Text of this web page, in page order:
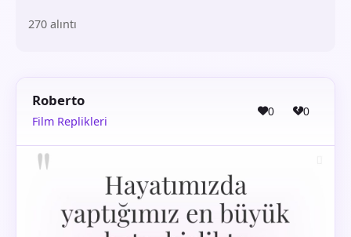
270 alıntı
Roberto
Film Replikleri
0 0